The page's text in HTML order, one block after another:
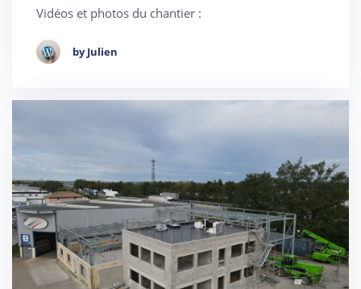
Vidéos et photos du chantier :
by Julien